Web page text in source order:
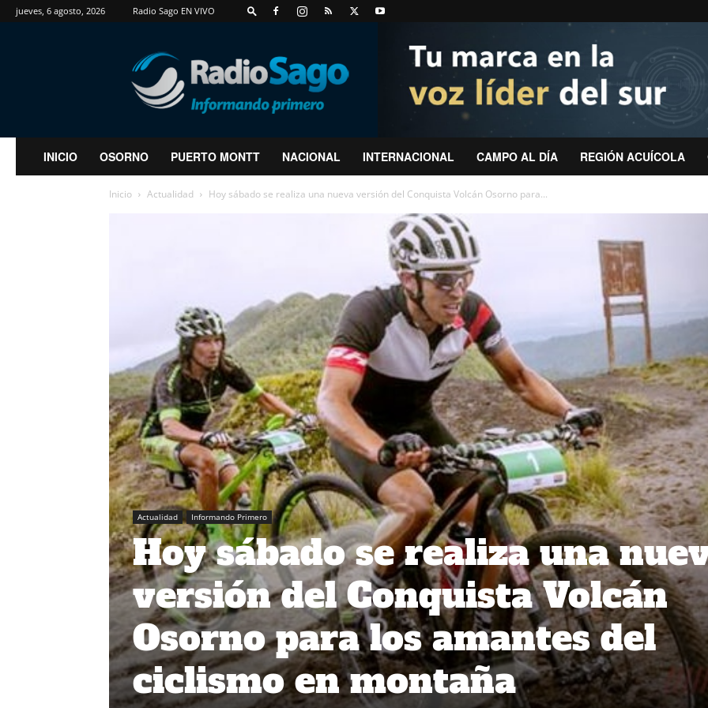
jueves, 6 agosto, 2026 Radio Sago EN VIVO
RadioSago
INICIO OSORNO PUERTO MONTT NACIONAL INTERNACIONAL CAMPO AL DÍA REGIÓN ACUÍCOLA
Inicio Actualidad Hoy sábado se realiza una nueva versión del Conquista Volcán Osorno para...
Actualidad Informando Primero
Hoy sábado se realiza una
versión del Conquista Volcán
Osorno para los amantes del
ciclismo en montaña